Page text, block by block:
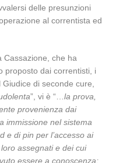
delle presunzioni
al correntista ed
Cassazione, che ha
proposto dai correntisti, i
di seconde cure,
”, vi è “… la prova,
provenienza dai
immissione nel sistema
e di pin per l’accesso ai
assegnati e dei cui
essere a conoscenza;